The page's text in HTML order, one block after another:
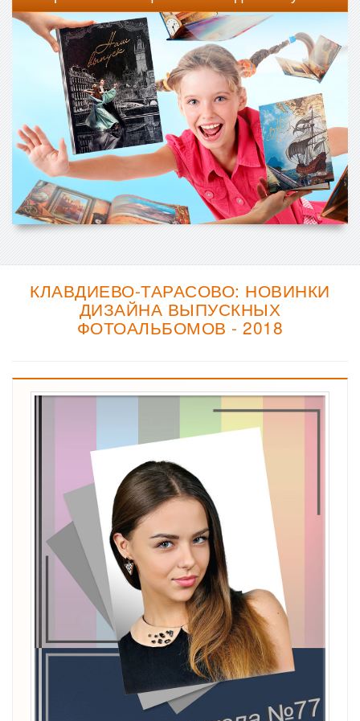
КЛАВДИЕВО-ТАРАСОВО: НОВИНКИ
ДИЗАЙНА ВЫПУСКНЫХ
ФОТОАЛЬБОМОВ - 2018